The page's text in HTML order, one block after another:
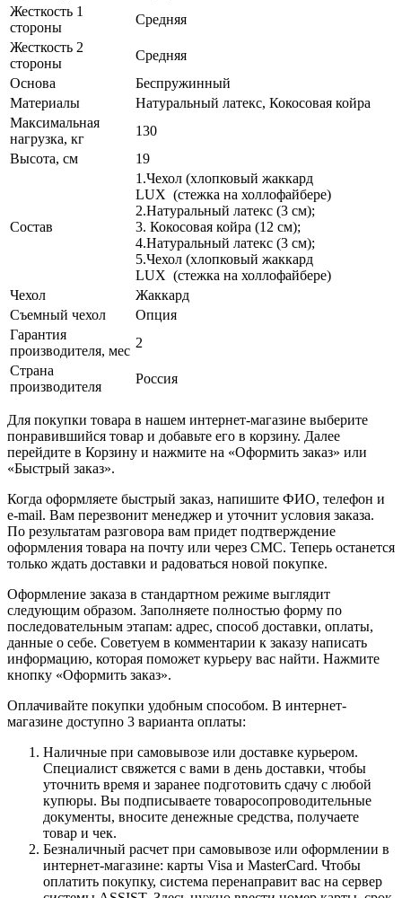
Жесткость 1
стороны
Средняя
Жесткость 2
стороны
Средняя
Основа
Беспружинный
Материалы
Натуральный латекс, Кокосовая койра
Максимальная
нагрузка, кг
130
Высота, см
19
Состав
1.Чехол (хлопковый жаккард
LUX (стежка на холлофайбере)
2.Натуральный латекс (3 см);
3. Кокосовая койра (12 см);
4.Натуральный латекс (3 см);
5.Чехол (хлопковый жаккард
LUX (стежка на холлофайбере)
Чехол
Жаккард
Съемный чехол
Опция
Гарантия
производителя, мес
2
Страна
производителя
Россия
Для покупки товара в нашем интернет-магазине выберите
понравившийся товар и добавьте его в корзину. Далее
перейдите в Корзину и нажмите на «Оформить заказ» или
«Быстрый заказ».
Когда оформляете быстрый заказ, напишите ФИО, телефон и
e-mail. Вам перезвонит менеджер и уточнит условия заказа.
По результатам разговора вам придет подтверждение
оформления товара на почту или через СМС. Теперь останется
только ждать доставки и радоваться новой покупке.
Оформление заказа в стандартном режиме выглядит
следующим образом. Заполняете полностью форму по
последовательным этапам: адрес, способ доставки, оплаты,
данные о себе. Советуем в комментарии к заказу написать
информацию, которая поможет курьеру вас найти. Нажмите
кнопку «Оформить заказ».
Оплачивайте покупки удобным способом. В интернет-
магазине доступно 3 варианта оплаты:
Наличные при самовывозе или доставке курьером.
Специалист свяжется с вами в день доставки, чтобы
уточнить время и заранее подготовить сдачу с любой
купюры. Вы подписываете товаросопроводительные
документы, вносите денежные средства, получаете
товар и чек.
Безналичный расчет при самовывозе или оформлении в
интернет-магазине: карты Visa и MasterCard. Чтобы
оплатить покупку, система перенаправит вас на сервер